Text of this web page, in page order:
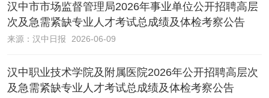
汉中市市场监督管理局2026年事业单位公开招聘高层
次及急需紧缺专业人才考试总成绩及体检考察公告
来源： 汉中日报 2026-06-09
汉中职业技术学院及附属医院2026年公开招聘高层次
及急需紧缺专业人才考试总成绩及体检考察公告